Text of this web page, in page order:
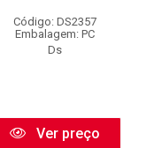
Código: DS2357
Embalagem: PC
Ds
Ver preço